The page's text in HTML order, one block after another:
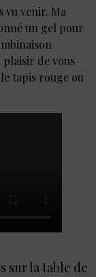
vu venir. Ma
un gel pour
plaisir de vous
tapis rouge ou
sur la table de